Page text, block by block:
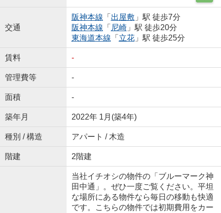
交通
阪神本線 「 出屋敷 」駅 徒歩7分
阪神本線 「 尼崎」駅 徒歩20分
東海道本線 「 立花」駅 徒歩25分
賃料 -
管理費等 -
面積 -
築年月 2022年 1月(築4年)
種別 / 構造 アパート / 木造
階建 2階建
当社イチオシの物件の「ブルーマーク神
田中通」。ぜひ一度ご覧ください。平坦
な場所にある物件なら毎日の移動も快適
です。こちらの物件では初期費用をカー